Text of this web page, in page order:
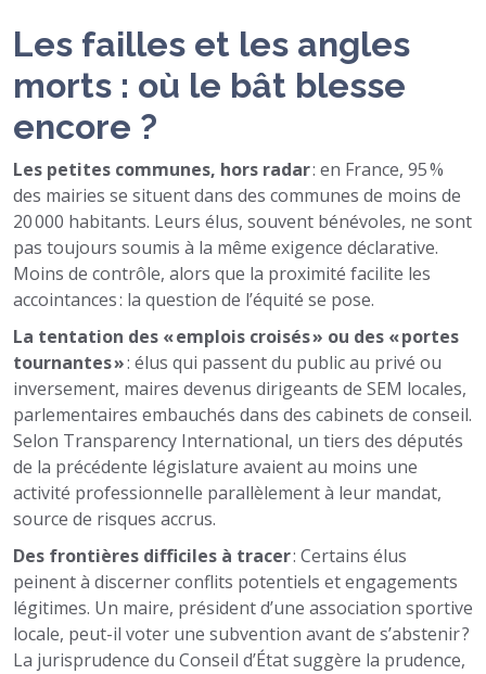
Les failles et les angles
morts : où le bât blesse
encore ?
Les petites communes, hors radar: en France, 95 %
des mairies se situent dans des communes de moins de
20 000 habitants. Leurs élus, souvent bénévoles, ne sont
pas toujours soumis à la même exigence déclarative.
Moins de contrôle, alors que la proximité facilite les
accointances : la question de l’équité se pose.
La tentation des « emplois croisés » ou des « portes
tournantes »: élus qui passent du public au privé ou
inversement, maires devenus dirigeants de SEM locales,
parlementaires embauchés dans des cabinets de conseil.
Selon Transparency International, un tiers des députés
de la précédente législature avaient au moins une
activité professionnelle parallèlement à leur mandat,
source de risques accrus.
Des frontières difficiles à tracer: Certains élus
peinent à discerner conflits potentiels et engagements
légitimes. Un maire, président d’une association sportive
locale, peut-il voter une subvention avant de s’abstenir ?
La jurisprudence du Conseil d’État suggère la prudence,